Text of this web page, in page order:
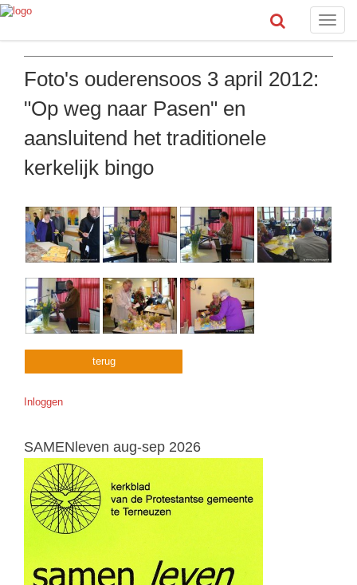
Toggle
Foto's ouderensoos 3 april 2012:
"Op weg naar Pasen" en
aansluitend het traditionele
kerkelijk bingo
terug
Inloggen
SAMENleven aug-sep 2026